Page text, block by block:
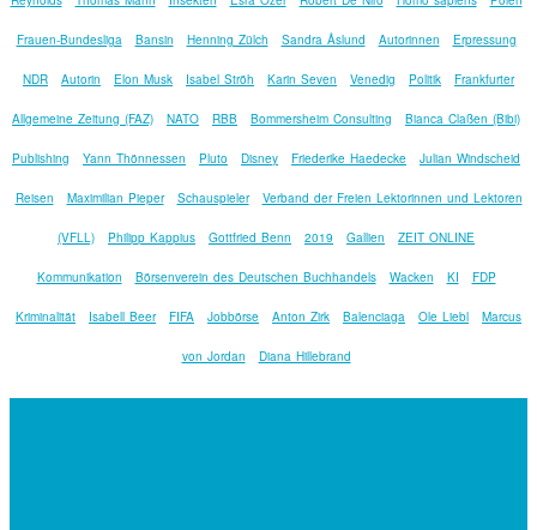
Frauen-Bundesliga Bansin Henning Zülch Sandra Åslund Autorinnen Erpressung
NDR Autorin Elon Musk Isabel Ströh Karin Seven Venedig Politik Frankfurter
Allgemeine Zeitung (FAZ) NATO RBB Bommersheim Consulting Bianca Claßen (Bibi)
Publishing Yann Thönnessen Pluto Disney Friederike Haedecke Julian Windscheid
Reisen Maximilian Pieper Schauspieler Verband der Freien Lektorinnen und Lektoren
(VFLL) Philipp Kappius Gottfried Benn 2019 Gallien ZEIT ONLINE
Kommunikation Börsenverein des Deutschen Buchhandels Wacken KI FDP
Kriminalität Isabell Beer FIFA Jobbörse Anton Zirk Balenciaga Ole Liebl Marcus
von Jordan Diana Hillebrand